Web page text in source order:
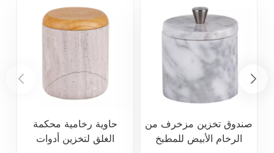
حاوية رخامية محكمة
الغلق لتخزين أدوات
صندوق تخزين مزخرف من
الرخام الأبيض للمطبخ